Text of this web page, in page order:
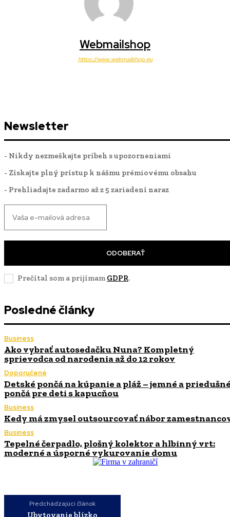
Webmailshop
https://www.webmailshop.eu
Newsletter
- Nikdy nezmeškajte príbeh s upozorneniami
- Získajte plný prístup k nášmu prémiovému obsahu
- Prehliadajte zadarmo až z 5 zariadení naraz
ODOBERAŤ
Prečítal som a prijímam GDPR.
Posledné články
Business
Ako vybrať autosedačku Nuna? Kompletný
sprievodca od narodenia až do 12 rokov
Doporučené
Detské pončá na kúpanie a pláž – jemné a
pončá pre deti s kapucňou
Business
Kedy má zmysel outsourcovať nábor
Business
Tepelné čerpadlo, plošný kolektor a hlbinný vrt:
moderné a úsporné vykurovanie domu
Predchádzajúci článok
Ubytovanie blízko